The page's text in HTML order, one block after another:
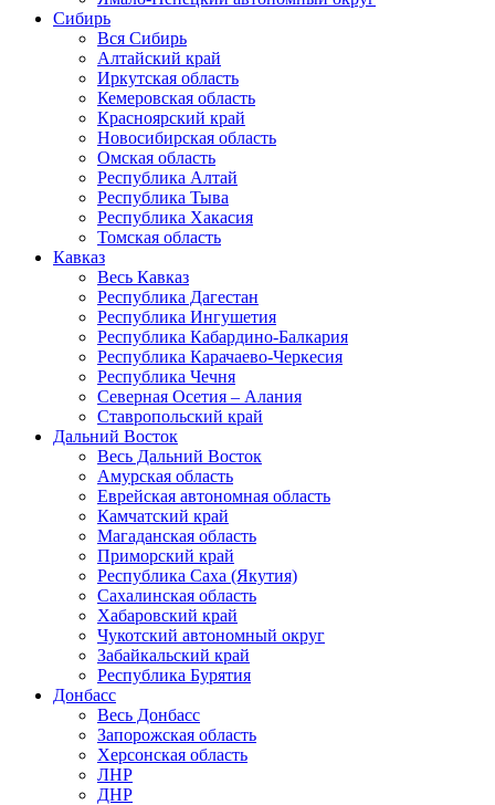
Сибирь
Вся Сибирь
Алтайский край
Иркутская область
Кемеровская область
Красноярский край
Новосибирская область
Омская область
Республика Алтай
Республика Тыва
Республика Хакасия
Томская область
Кавказ
Весь Кавказ
Республика Дагестан
Республика Ингушетия
Республика Кабардино-Балкария
Республика Карачаево-Черкесия
Республика Чечня
Северная Осетия – Алания
Ставропольский край
Дальний Восток
Весь Дальний Восток
Амурская область
Еврейская автономная область
Камчатский край
Магаданская область
Приморский край
Республика Саха (Якутия)
Сахалинская область
Хабаровский край
Чукотский автономный округ
Забайкальский край
Республика Бурятия
Донбасс
Весь Донбасс
Запорожская область
Херсонская область
ЛНР
ДНР